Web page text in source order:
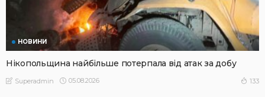
НОВИНИ
Нікопольщина найбільше потерпала від атак за добу
Superadmin 05.08.2026 133